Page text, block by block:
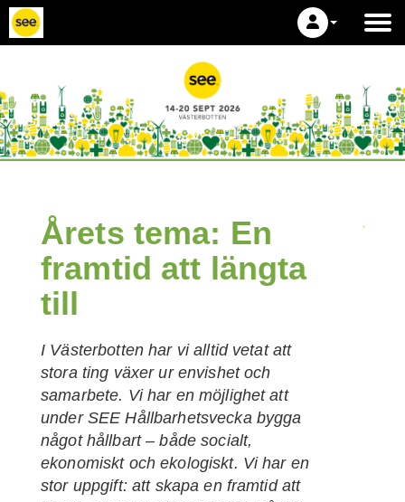
Årets tema: En
framtid att längta
till
I Västerbotten har vi alltid vetat att
stora ting växer ur envishet och
samarbete. Vi har en möjlighet att
under SEE Hållbarhetsvecka bygga
något hållbart – både socialt,
ekonomiskt och ekologiskt. Vi har en
stor uppgift: att skapa en framtid att